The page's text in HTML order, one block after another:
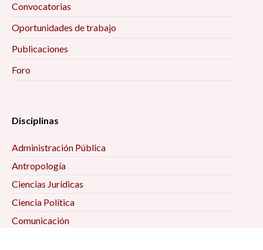
Convocatorias
Oportunidades de trabajo
Publicaciones
Foro
Disciplinas
Administración Pública
Antropología
Ciencias Jurídicas
Ciencia Política
Comunicación